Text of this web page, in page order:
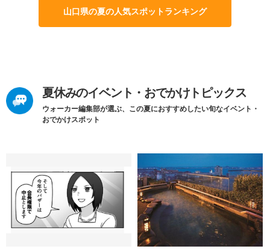
山口県の夏の人気スポットランキング
夏休みのイベント・おでかけトピックス
ウォーカー編集部が選ぶ、この夏におすすめしたい旬なイベント・
おでかけスポット